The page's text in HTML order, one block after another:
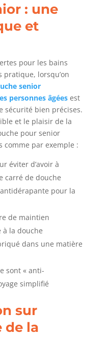
: une
et
pour les bains
pratique, lorsqu’on
senior
personnes âgéesest
sécurité bien précises.
et le plaisir de la
pour senior
comme par exemple :
éviter d’avoir à
carré de douche
pour la
de maintien
à la douche
dans une matière
sont « anti-
simplifié
sur
de la